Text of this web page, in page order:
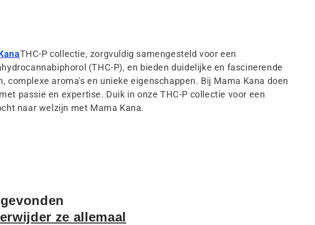
THC-P collectie, zorgvuldig samengesteld voor een
(THC-P), en bieden duidelijke en fascinerende
aroma's en unieke eigenschappen. Bij Mama Kana doen
passie en expertise. Duik in onze THC-P collectie voor een
naar welzijn met Mama Kana.
ze allemaal